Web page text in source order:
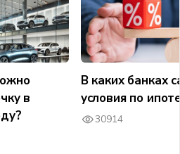
в
В каких банках
условия по
30914